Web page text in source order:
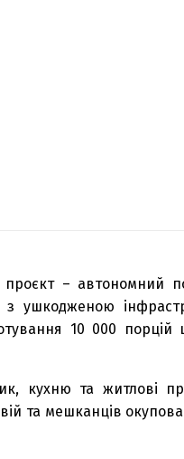
– автономний
ушкодженою
10 000 порцій
кухню та житлові
та мешканців